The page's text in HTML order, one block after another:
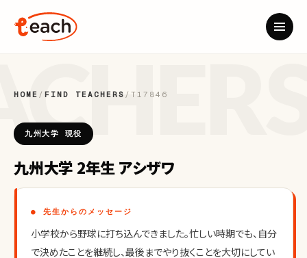
HOME / FIND TEACHERS / T17846
九州大学 現役
九州大学 2年生 アシザワ
● 先生からのメッセージ
小学校から野球に打ち込んできました。忙しい時期でも、自分
で決めたことを継続し、最後までやり抜くことを大切にしてい